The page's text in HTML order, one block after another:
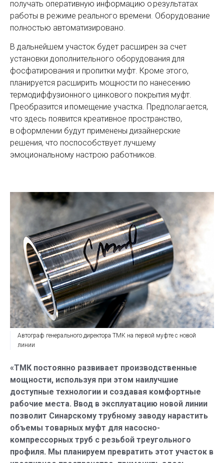
получать оперативную информацию о результатах
работы в режиме реального времени. Оборудование
полностью автоматизировано.
В дальнейшем участок будет расширен за счет
установки дополнительного оборудования для
фосфатирования и пропитки муфт. Кроме этого,
планируется расширить мощности по нанесению
термодиффузионного цинкового покрытия муфт.
Преобразится и помещение участка. Предполагается,
что здесь появится креативное пространство,
в оформлении будут применены дизайнерские
решения, что поспособствует лучшему
эмоциональному настрою работников.
Автограф генерального директора ТМК на первой муфте с новой
линии
«ТМК постоянно развивает производственные
мощности, используя при этом наилучшие
доступные технологии и создавая комфортные
рабочие места. Ввод в эксплуатацию новой линии
позволит Синарскому трубному заводу нарастить
объемы товарных муфт для насосно-
компрессорных труб с резьбой треугольного
профиля. Мы планируем превратить этот участок в